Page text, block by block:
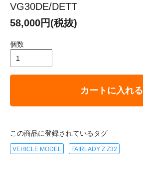
VG30DE/DETT
58,000円(税抜)
個数
カートに入れる
この商品に登録されているタグ
VEHICLE MODEL FAIRLADY Z Z32